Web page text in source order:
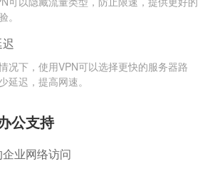
。
况下，使用VPN可以选择更快的服务器路
延迟，提高网速。
公支持
业网络访问